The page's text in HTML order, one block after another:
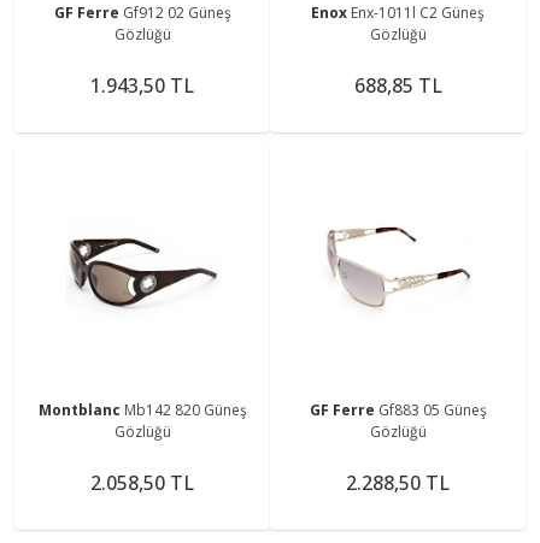
GF Ferre Gf912 02 Güneş
Gözlüğü
1.943,50 TL
Enox Enx-1011l C2 Güneş
Gözlüğü
688,85 TL
Montblanc Mb142 820 Güneş
Gözlüğü
2.058,50 TL
GF Ferre Gf883 05 Güneş
Gözlüğü
2.288,50 TL